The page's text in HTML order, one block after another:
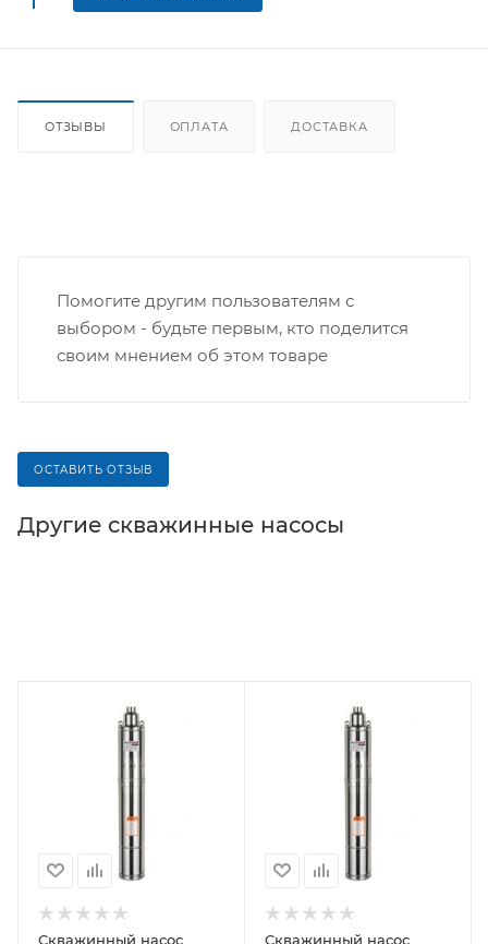
ОТЗЫВЫ ОПЛАТА ДОСТАВКА
Помогите другим пользователям с
выбором - будьте первым, кто поделится
своим мнением об этом товаре
ОСТАВИТЬ ОТЗЫВ
Другие cкважинные насосы
Скважинный насос Скважинный насос